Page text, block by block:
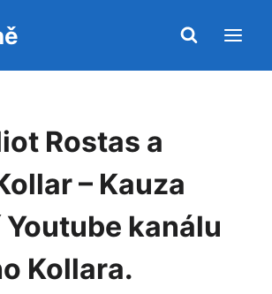
Rostas a
– Kauza
kanálu
Kollara.